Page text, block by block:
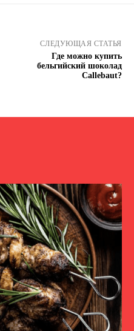
СЛЕДУЮЩАЯ СТАТЬЯ
Где можно купить
бельгийский шоколад
Callebaut?